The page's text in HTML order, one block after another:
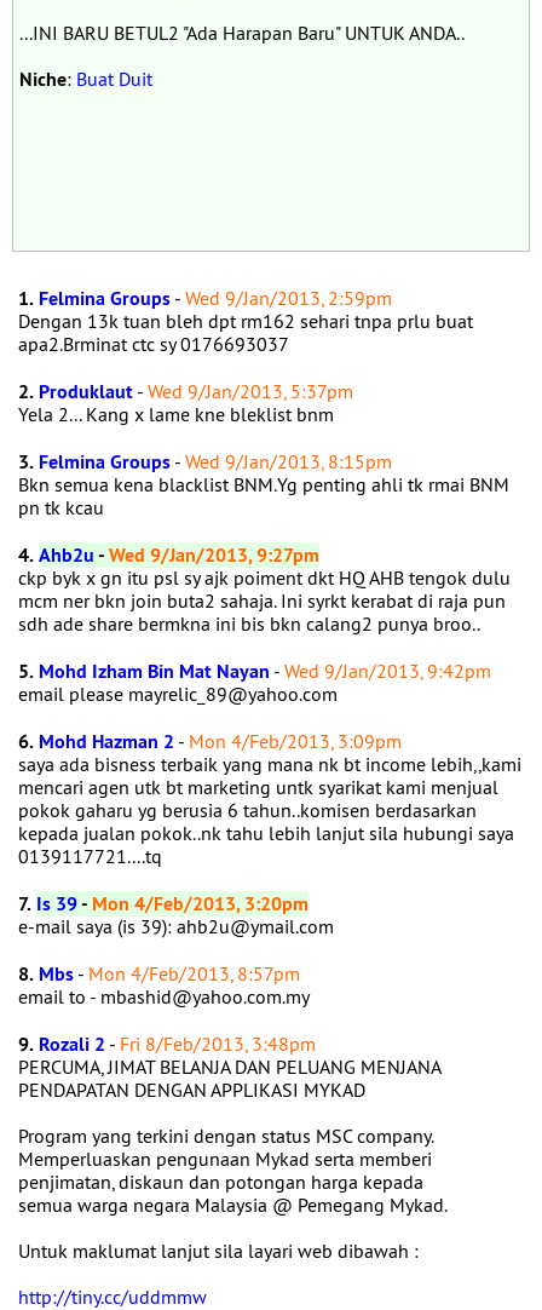
...INI BARU BETUL2 "Ada Harapan Baru" UNTUK ANDA..
Niche: Buat Duit
1. Felmina Groups - Wed 9/Jan/2013, 2:59pm
Dengan 13k tuan bleh dpt rm162 sehari tnpa prlu buat
apa2.Brminat ctc sy 0176693037
2. Produklaut - Wed 9/Jan/2013, 5:37pm
Yela 2... Kang x lame kne bleklist bnm
3. Felmina Groups - Wed 9/Jan/2013, 8:15pm
Bkn semua kena blacklist BNM.Yg penting ahli tk rmai BNM
pn tk kcau
4.Ahb2u-Wed 9/Jan/2013, 9:27pm
ckp byk x gn itu psl sy ajk poiment dkt HQ AHB tengok dulu
mcm ner bkn join buta2 sahaja. Ini syrkt kerabat di raja pun
sdh ade share bermkna ini bis bkn calang2 punya broo..
5. Mohd Izham Bin Mat Nayan - Wed 9/Jan/2013, 9:42pm
email please mayrelic_89@yahoo.com
6. Mohd Hazman 2 - Mon 4/Feb/2013, 3:09pm
saya ada bisness terbaik yang mana nk bt income lebih,,kami
mencari agen utk bt marketing untk syarikat kami menjual
pokok gaharu yg berusia 6 tahun..komisen berdasarkan
kepada jualan pokok..nk tahu lebih lanjut sila hubungi saya
0139117721....tq
7. Is 39- Mon 4/Feb/2013, 3:20pm
e-mail saya (is 39): ahb2u@ymail.com
8. Mbs - Mon 4/Feb/2013, 8:57pm
email to - mbashid@yahoo.com.my
9. Rozali 2 - Fri 8/Feb/2013, 3:48pm
PERCUMA, JIMAT BELANJA DAN PELUANG MENJANA
PENDAPATAN DENGAN APPLIKASI MYKAD
Program yang terkini dengan status MSC company.
Memperluaskan pengunaan Mykad serta memberi
penjimatan, diskaun dan potongan harga kepada
semua warga negara Malaysia @ Pemegang Mykad.
Untuk maklumat lanjut sila layari web dibawah :
http://tiny.cc/uddmmw